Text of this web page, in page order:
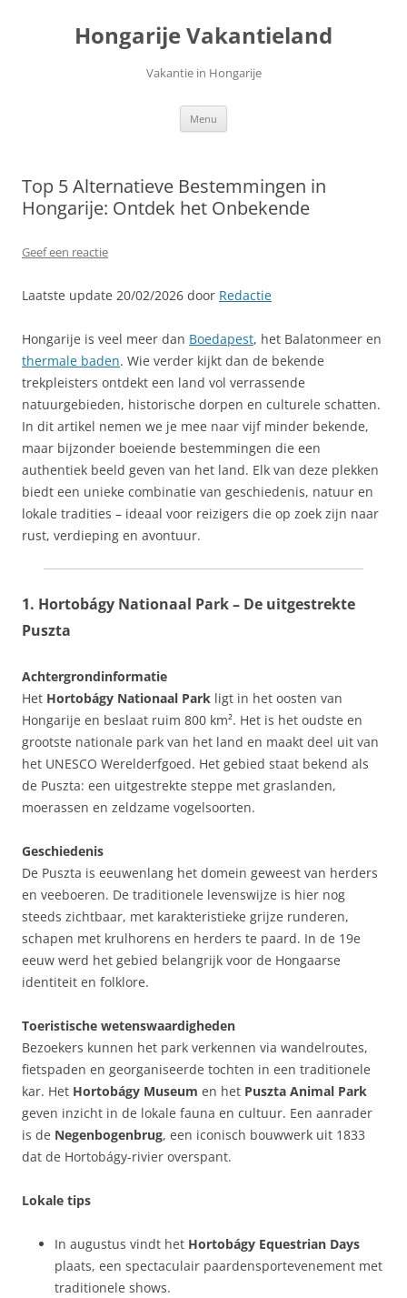
Hongarije Vakantieland
Vakantie in Hongarije
Menu
Top 5 Alternatieve Bestemmingen in
Hongarije: Ontdek het Onbekende
Geef een reactie
Laatste update 20/02/2026 door Redactie
Hongarije is veel meer dan Boedapest, het Balatonmeer en
thermale baden. Wie verder kijkt dan de bekende
trekpleisters ontdekt een land vol verrassende
natuurgebieden, historische dorpen en culturele schatten.
In dit artikel nemen we je mee naar vijf minder bekende,
maar bijzonder boeiende bestemmingen die een
authentiek beeld geven van het land. Elk van deze plekken
biedt een unieke combinatie van geschiedenis, natuur en
lokale tradities – ideaal voor reizigers die op zoek zijn naar
rust, verdieping en avontuur.
1. Hortobágy Nationaal Park – De uitgestrekte
Puszta
Achtergrondinformatie
Het Hortobágy Nationaal Park ligt in het oosten van
Hongarije en beslaat ruim 800 km². Het is het oudste en
grootste nationale park van het land en maakt deel uit van
het UNESCO Werelderfgoed. Het gebied staat bekend als
de Puszta: een uitgestrekte steppe met graslanden,
moerassen en zeldzame vogelsoorten.
Geschiedenis
De Puszta is eeuwenlang het domein geweest van herders
en veeboeren. De traditionele levenswijze is hier nog
steeds zichtbaar, met karakteristieke grijze runderen,
schapen met krulhorens en herders te paard. In de 19e
eeuw werd het gebied belangrijk voor de Hongaarse
identiteit en folklore.
Toeristische wetenswaardigheden
Bezoekers kunnen het park verkennen via wandelroutes,
fietspaden en georganiseerde tochten in een traditionele
kar. Het Hortobágy Museum en het Puszta Animal Park
geven inzicht in de lokale fauna en cultuur. Een aanrader
is de Negenbogenbrug, een iconisch bouwwerk uit 1833
dat de Hortobágy-rivier overspant.
Lokale tips
In augustus vindt het Hortobágy Equestrian Days
plaats, een spectaculair paardensportevenement met
traditionele shows.